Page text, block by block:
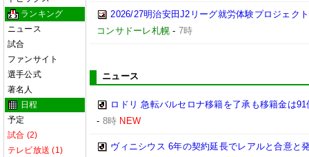
ランキング
ニュース
試合
ファンサイト
選手公式
著名人
日程
予定
試合 (2)
テレビ放送 (1)
2026/27明治安田J2リーグ就労体験プロジェク
コンサドーレ札幌 - 7時
ニュース
ロドリ 急転バルセロナ移籍を了承も移籍金は
- 8時 NEW
ヴィニシウス 6年の契約延長でレアルと合意